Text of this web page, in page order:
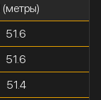
(метры)
51.6
51.6
51.4